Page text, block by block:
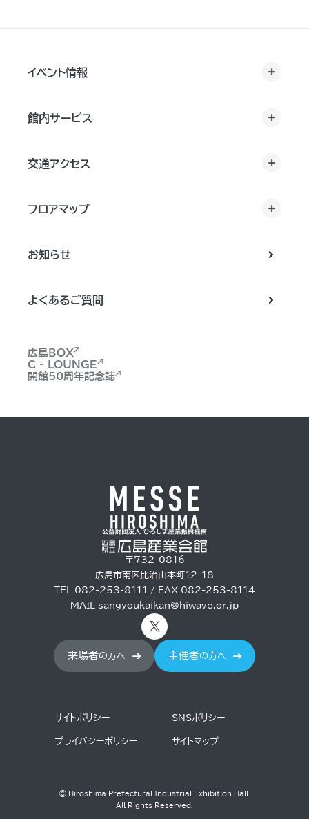
イベント情報
館内サービス
交通アクセス
フロアマップ
お知らせ
よくあるご質問
広島BOX
C - LOUNGE
開館50周年記念誌
〒732-0816
広島市南区比治山本町12-18
TEL 082-253-8111 / FAX 082-253-8114
MAIL sangyoukaikan@hiwave.or.jp
来場者の方へ 主催者の方へ
サイトポリシー SNSポリシー
プライバシーポリシー サイトマップ
© Hiroshima Prefectural Industrial Exhibition Hall.
All Rights Reserved.